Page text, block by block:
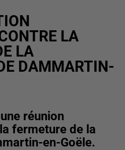
LA
LA
DAMMARTIN-
réunion
fermeture de la
en-Goële.